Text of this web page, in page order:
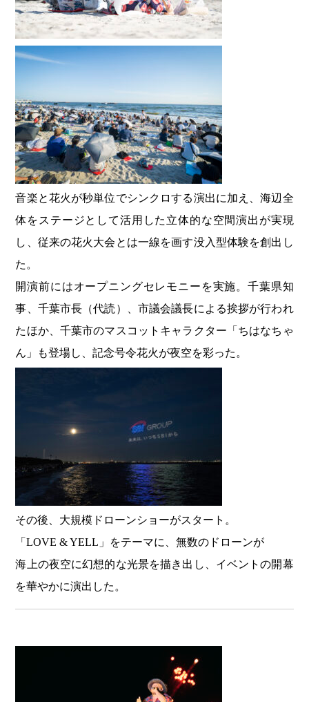
音楽と花火が秒単位でシンクロする演出に加え、海辺全
体をステージとして活用した立体的な空間演出が実現
し、従来の花火大会とは一線を画す没入型体験を創出し
た。
開演前にはオープニングセレモニーを実施。千葉県知
事、千葉市長（代読）、市議会議長による挨拶が行われ
たほか、千葉市のマスコットキャラクター「ちはなちゃ
ん」も登場し、記念号令花火が夜空を彩った。
その後、大規模ドローンショーがスタート。
「LOVE & YELL」をテーマに、無数のドローンが
海上の夜空に幻想的な光景を描き出し、イベントの開幕
を華やかに演出した。